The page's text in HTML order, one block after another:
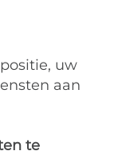
uw
aan
te